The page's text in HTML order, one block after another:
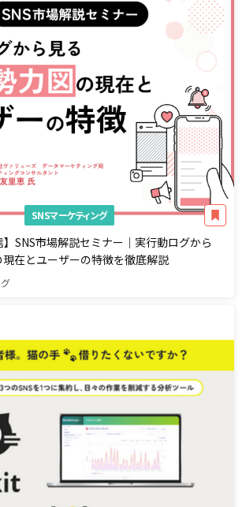
SNSマーケティング
】SNS市場解説セミナー｜実行動ログから
現在とユーザーの特徴を徹底解説